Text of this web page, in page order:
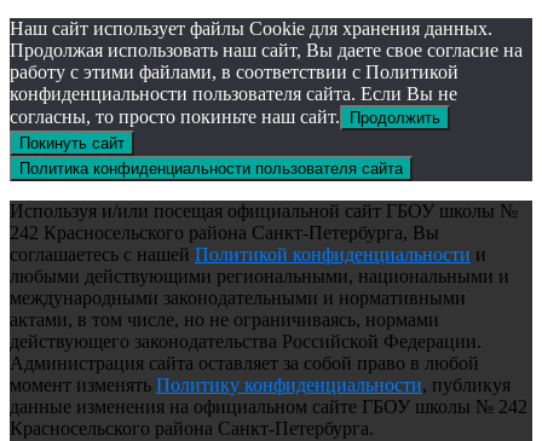
Наш сайт использует файлы Cookie для хранения данных.
Продолжая использовать наш сайт, Вы даете свое согласие на
работу с этими файлами, в соответствии с Политикой
конфиденциальности пользователя сайта. Если Вы не
согласны, то просто покиньте наш сайт.
Продолжить
Покинуть сайт
Политика конфиденциальности пользователя сайта
Используя и/или посещая официальной сайт ГБОУ школы №
242 Красносельского района Санкт-Петербурга, Вы
соглашаетесь с нашей Политикой конфиденциальности и
любыми действующими региональными, национальными и
международными законодательными и нормативными
актами, в том числе, но не ограничиваясь, нормами
действующего законодательства Российской Федерации.
Администрация сайта оставляет за собой право в любой
момент изменять Политику конфиденциальности, публикуя
данные изменения на официальном сайте ГБОУ школы № 242
Красносельского района Санкт-Петербурга.